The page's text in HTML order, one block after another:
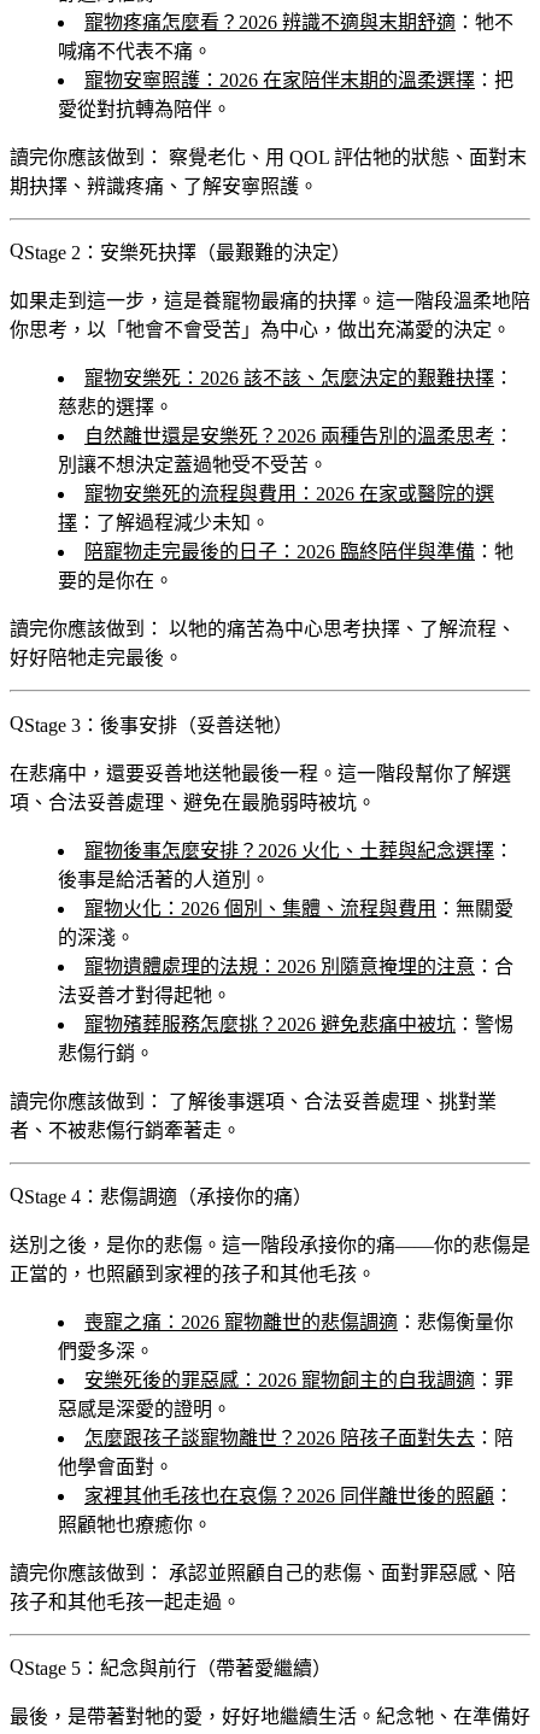
寵物疼痛怎麼看？2026 辨識不適與末期舒適 ：牠不
喊痛不代表不痛。
寵物安寧照護：2026 在家陪伴末期的溫柔選擇 ：把
愛從對抗轉為陪伴。
讀完你應該做到：
察覺老化、用 QOL 評估牠的狀態、面對末
期抉擇、辨識疼痛、了解安寧照護。
Stage 2：安樂死抉擇（最艱難的決定）
如果走到這一步，這是養寵物最痛的抉擇。這一階段溫柔地陪
你思考，以「牠會不會受苦」為中心，做出充滿愛的決定。
寵物安樂死：2026 該不該、怎麼決定的艱難抉擇 ：
慈悲的選擇。
自然離世還是安樂死？2026 兩種告別的溫柔思考 ：
別讓不想決定蓋過牠受不受苦。
寵物安樂死的流程與費用：2026 在家或醫院的選
擇 ：了解過程減少未知。
陪寵物走完最後的日子：2026 臨終陪伴與準備 ：牠
要的是你在。
讀完你應該做到： 以牠的痛苦為中心思考抉擇、了解流程、
好好陪牠走完最後。
Stage 3：後事安排（妥善送牠）
在悲痛中，還要妥善地送牠最後一程。這一階段幫你了解選
項、合法妥善處理、避免在最脆弱時被坑。
寵物後事怎麼安排？2026 火化、土葬與紀念選擇 ：
後事是給活著的人道別。
寵物火化：2026 個別、集體、流程與費用 ：無關愛
的深淺。
寵物遺體處理的法規：2026 別隨意掩埋的注意 ：合
法妥善才對得起牠。
寵物殯葬服務怎麼挑？2026 避免悲痛中被坑 ：警惕
悲傷行銷。
讀完你應該做到：
了解後事選項、合法妥善處理、挑對業
者、不被悲傷行銷牽著走。
Stage 4：悲傷調適（承接你的痛）
送別之後，是你的悲傷。這一階段承接你的痛——你的悲傷是
正當的，也照顧到家裡的孩子和其他毛孩。
喪寵之痛：2026 寵物離世的悲傷調適 ：悲傷衡量你
們愛多深。
安樂死後的罪惡感：2026 寵物飼主的自我調適 ：罪
惡感是深愛的證明。
怎麼跟孩子談寵物離世？2026 陪孩子面對失去 ：陪
他學會面對。
家裡其他毛孩也在哀傷？2026 同伴離世後的照顧 ：
照顧牠也療癒你。
讀完你應該做到：
承認並照顧自己的悲傷、面對罪惡感、陪
孩子和其他毛孩一起走過。
Stage 5：紀念與前行（帶著愛繼續）
最後，是帶著對牠的愛，好好地繼續生活。紀念牠、在準備好